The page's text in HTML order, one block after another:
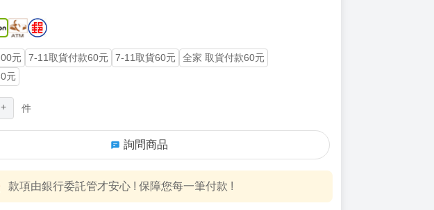
元 7-11取貨付款60元 7-11取貨60元
全家 取貨付款60元
元
+ 件
詢問商品
款項由銀行委託管才安心 ! 保障您每一筆付款 !